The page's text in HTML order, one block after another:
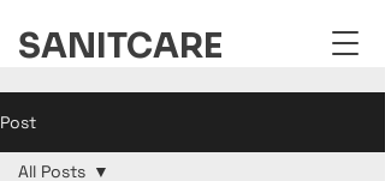
SANITCARE
Post
All Posts